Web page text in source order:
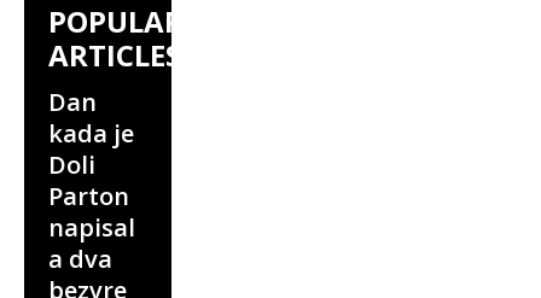
POPULAR
ARTICLES
Dan
kada je
Doli
Parton
napisal
a dva
bezvre